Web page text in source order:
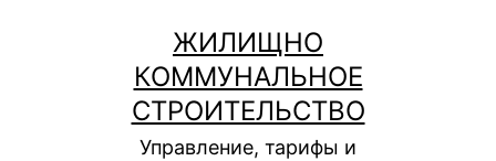
содержимому
ЖИЛИЩНО
КОММУНАЛЬНОЕ
СТРОИТЕЛЬСТВО
Управление, тарифы и